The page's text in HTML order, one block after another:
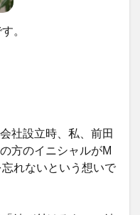
。
社設立時、私、前田
方のイニシャルがM
れないという想いで